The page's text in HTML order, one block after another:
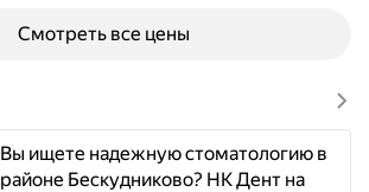
Смотреть все цены
Вы ищете надежную стоматологию в
районе Бескудниково? НК Дент на